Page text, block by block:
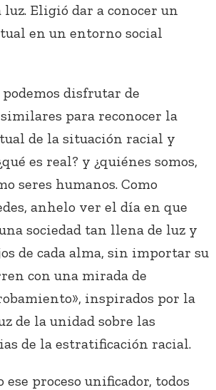
luz. Eligió dar a conocer un
en un entorno social
podemos disfrutar de
para reconocer la
de la situación racial y
es real? y ¿quiénes somos,
seres humanos. Como
anhelo ver el día en que
sociedad tan llena de luz y
de cada alma, sin importar su
con una mirada de
inspirados por la
de la unidad sobre las
de la estratificación racial.
proceso unificador, todos